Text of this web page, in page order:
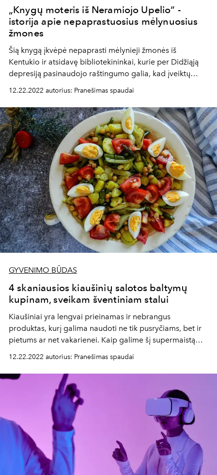
„Knygų moteris iš Neramiojo Upelio“ -
istorija apie nepaprastuosius mėlynuosius
žmones
Šią knygą įkvėpė nepaprasti mėlynieji žmonės iš
Kentukio ir atsidavę bibliotekininkai, kurie per Didžiąją
depresiją pasinaudojo raštingumo galia, kad įveiktų
12.22.2022 autorius: Pranešimas spaudai
GYVENIMO BŪDAS
4 skaniausios kiaušinių salotos baltymų
kupinam, sveikam šventiniam stalui
Kiaušiniai yra lengvai prieinamas ir nebrangus
produktas, kurį galima naudoti ne tik pusryčiams, bet ir
pietums ar net vakarienei. Kaip galime šį supermaistą
panaudoti šventiniu laikotarpiu? Siūlome jums 4 lengvai
pagaminamus receptus skaniai ir sveikai metų pabaigai.
12.22.2022 autorius: Pranešimas spaudai